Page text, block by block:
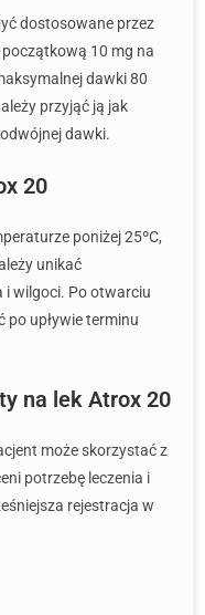
dostosowane przez
10 mg na
dawki 80
przyjąć ją jak
dawki.
20
poniżej 25ºC,
unikać
i wilgoci. Po otwarciu
po upływie terminu
na lek Atrox 20
może skorzystać z
potrzebę leczenia i
rejestracja w